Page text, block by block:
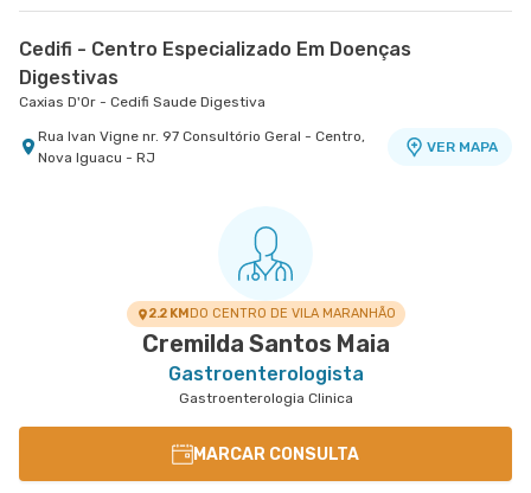
Cedifi - Centro Especializado Em Doenças
Digestivas
Caxias D'Or - Cedifi Saude Digestiva
Rua Ivan Vigne nr. 97 Consultório Geral - Centro,
Nova Iguacu - RJ
VER MAPA
2.2 KMDO CENTRO DE VILA MARANHÃO
Cremilda Santos Maia
Gastroenterologista
Gastroenterologia Clinica
MARCAR CONSULTA